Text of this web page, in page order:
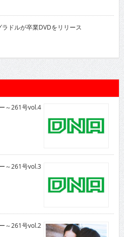
ドルが卒業DVDをリリース
～261号vol.4
～261号vol.3
～261号vol.2